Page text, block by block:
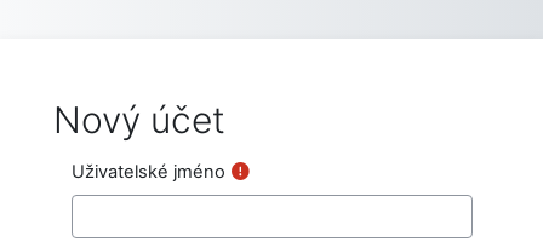
Nový účet
Uživatelské jméno